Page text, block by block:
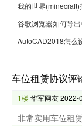
我的世界
谷歌浏览器如何导
AutoCAD2018怎么
车位租赁协议评
1楼华军网友2022-
非常实用车位租